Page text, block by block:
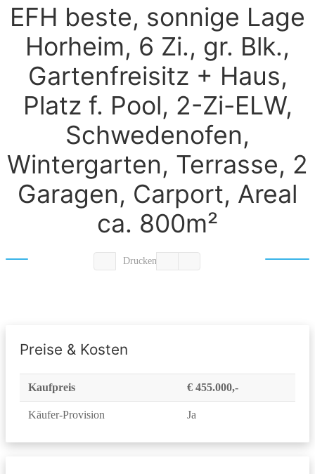
EFH beste, sonnige Lage
Horheim, 6 Zi., gr. Blk.,
Gartenfreisitz + Haus,
Platz f. Pool, 2-Zi-ELW,
Schwedenofen,
Wintergarten, Terrasse, 2
Garagen, Carport, Areal
ca. 800m²
Drucken
Preise & Kosten
Kaufpreis € 455.000,-
Käufer-Provision Ja